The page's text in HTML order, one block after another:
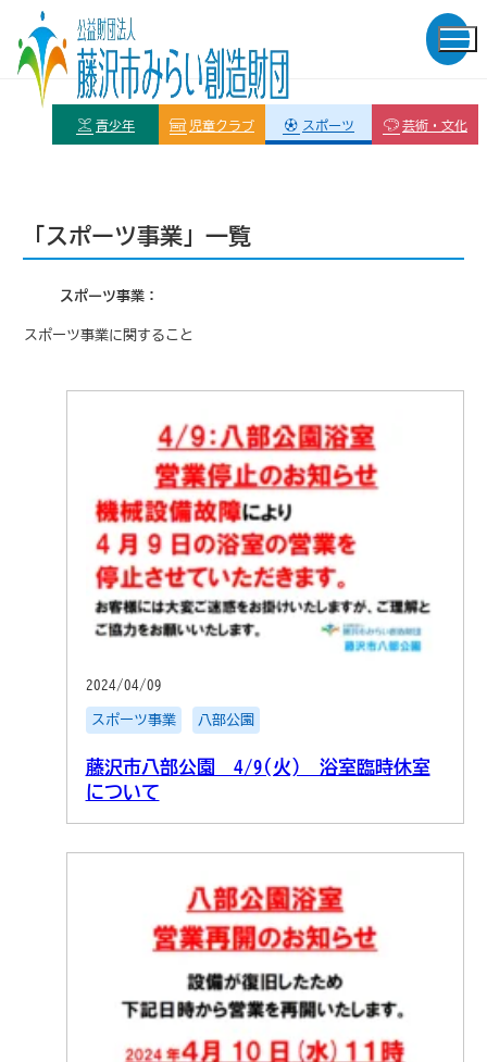
青少年 児童クラブ スポーツ 芸術・文化
「スポーツ事業」一覧
スポーツ事業
スポーツ事業に関すること
2024/04/09
スポーツ事業 八部公園
藤沢市八部公園 4/9(火) 浴室臨時休室
について